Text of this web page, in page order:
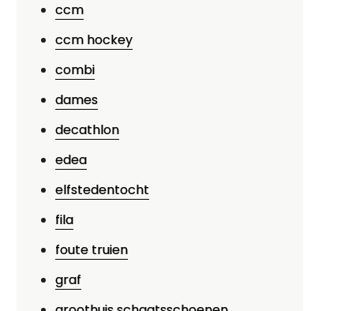
Kunstschaatsen
Aanbieding:
ccm
ccm hockey
combi
dames
decathlon
edea
elfstedentocht
fila
foute truien
graf